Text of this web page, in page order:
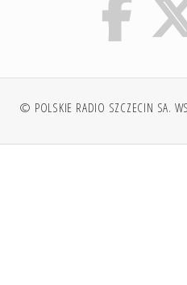
© POLSKIE RADIO SZCZECIN SA.